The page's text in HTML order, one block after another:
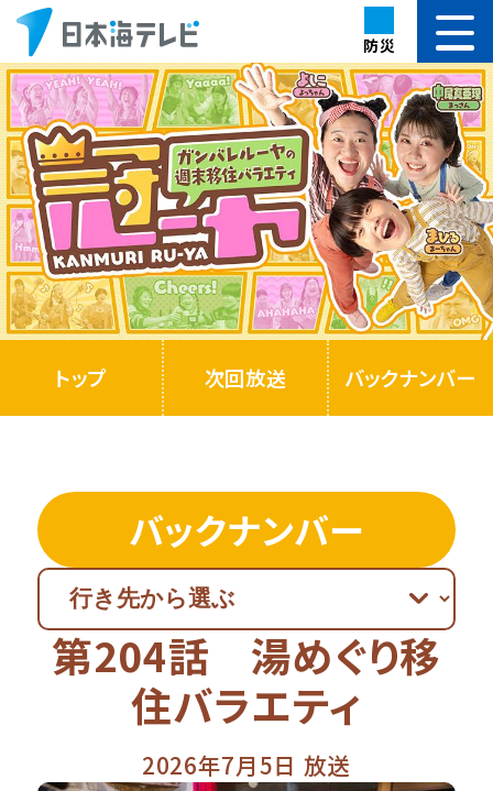
防災
トップ 次回放送 バックナンバー
バックナンバー
第204話 湯めぐり移
住バラエティ
2026年7月5日 放送